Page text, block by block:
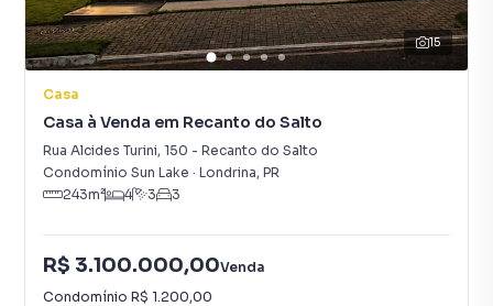
15
Casa
Casa à Venda em Recanto do Salto
Rua Alcides Turini, 150 - Recanto do Salto
Condomínio Sun Lake · Londrina, PR
243m² 4 3 3
R$ 3.100.000,00Venda
Condomínio R$ 1.200,00